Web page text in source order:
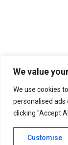
We value
We use cookies
personalised ads
clicking "Accept
Customise
©2026 ACSSL |